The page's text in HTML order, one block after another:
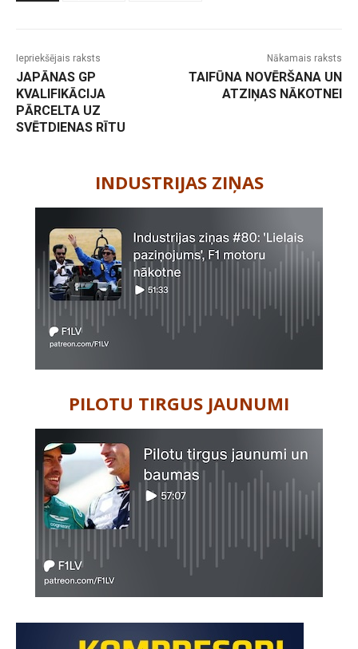
Iepriekšējais raksts
JAPĀNAS GP
KVALIFIKĀCIJA
PĀRCELTA UZ
SVĒTDIENAS RĪTU
Nākamais raksts
TAIFŪNA NOVĒRŠANA UN
ATZIŅAS NĀKOTNEI
INDUSTRIJAS ZIŅAS
PILOTU TIRGUS JAUNUMI